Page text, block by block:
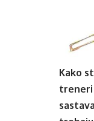
Kako
treneri